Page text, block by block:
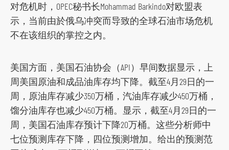
对危机时，OPEC秘书长Mohammad Barkindo对欧盟表
示，当前由於俄乌冲突而导致的全球石油市场危机
不在该组织的掌控之内。
美国方面，美国石油协会（API）早间数据显示，上
周美国原油和成品油库存均下降。截至4月29日的一
周，原油库存减少350万桶，汽油库存减少450万桶，
馏分油库存也减少450万桶。显示，截至4月29日的一
周，美国石油库存预计下降20万桶。这些分析师中
七位预测库存下降，四位预测增加。给出的预测范